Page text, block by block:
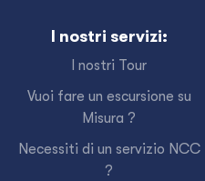
I nostri servizi:
I nostri Tour
Vuoi fare un escursione su
Misura ?
Necessiti di un servizio NCC
?